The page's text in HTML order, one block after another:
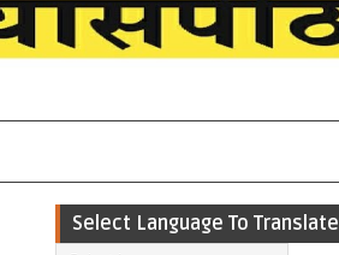
Select Language To Translate